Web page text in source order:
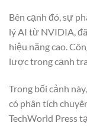
Bên cạnh đó, sự
lý AI từ NVIDIA,
hiệu năng cao.
lược trong cạnh
Trong bối cảnh
có phân tích
TechWorld Press